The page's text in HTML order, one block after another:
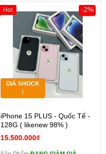
GIÁ SHOCK
!
iPhone 15 PLUS - Quốc Tế -
128G ( likenew 98% )
15.500.000₫
-2%
Hot